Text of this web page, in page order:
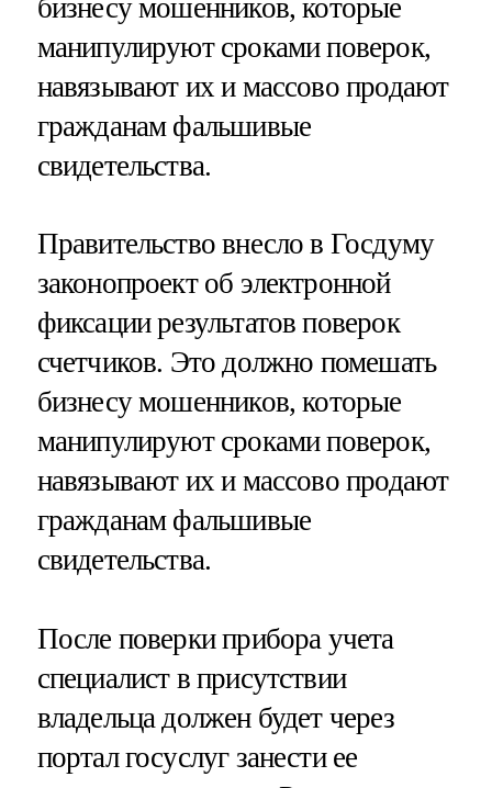
бизнесу мошенников, которые
манипулируют сроками поверок,
навязывают их и массово продают
гражданам фальшивые
свидетельства.
Правительство внесло в Госдуму
законопроект об электронной
фиксации результатов поверок
счетчиков. Это должно помешать
бизнесу мошенников, которые
манипулируют сроками поверок,
навязывают их и массово продают
гражданам фальшивые
свидетельства.
После поверки прибора учета
специалист в присутствии
владельца должен будет через
портал госуслуг занести ее